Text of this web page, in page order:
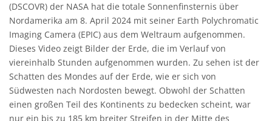
(DSCOVR) der NASA hat die totale Sonnenfinsternis über
Nordamerika am 8. April 2024 mit seiner Earth Polychromatic
Imaging Camera (EPIC) aus dem Weltraum aufgenommen.
Dieses Video zeigt Bilder der Erde, die im Verlauf von
viereinhalb Stunden aufgenommen wurden. Zu sehen ist der
Schatten des Mondes auf der Erde, wie er sich von
Südwesten nach Nordosten bewegt. Obwohl der Schatten
einen großen Teil des Kontinents zu bedecken scheint, war
nur ein bis zu 185 km breiter Streifen in der Mitte des